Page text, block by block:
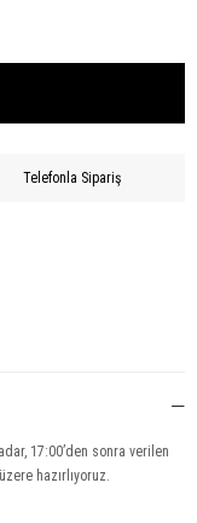
Telefonla Sipariş
17:00’den sonra verilen
hazırlıyoruz.